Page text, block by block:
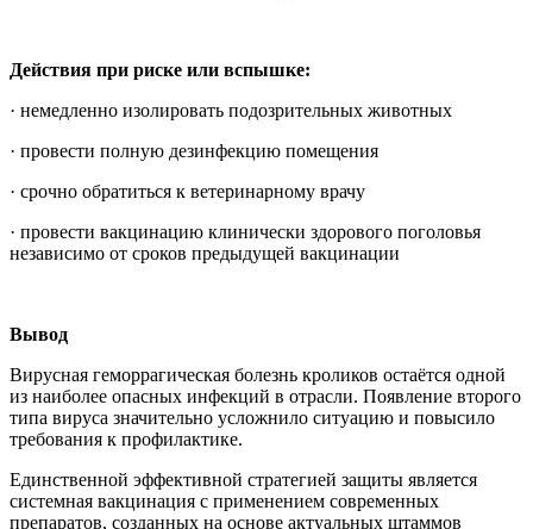
Действия при риске или вспышке:
· немедленно изолировать подозрительных животных
· провести полную дезинфекцию помещения
· срочно обратиться к ветеринарному врачу
· провести вакцинацию клинически здорового поголовья
независимо от сроков предыдущей вакцинации
Вывод
Вирусная геморрагическая болезнь кроликов остаётся одной
из наиболее опасных инфекций в отрасли. Появление второго
типа вируса значительно усложнило ситуацию и повысило
требования к профилактике.
Единственной эффективной стратегией защиты является
системная вакцинация с применением современных
препаратов, созданных на основе актуальных штаммов